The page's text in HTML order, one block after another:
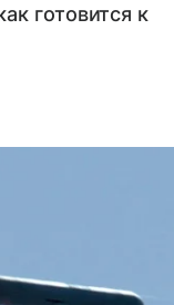
готовится к